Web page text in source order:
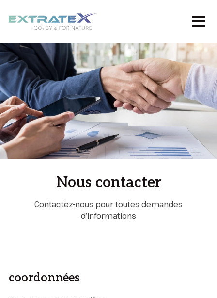
Nous contacter
Contactez-nous pour toutes demandes
d’informations
coordonnées